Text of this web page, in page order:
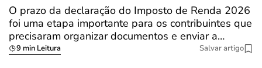
O prazo da declaração do Imposto de Renda 2026
foi uma etapa importante para os contribuintes que
precisaram organizar documentos e enviar a…
9 min Leitura Salvar artigo